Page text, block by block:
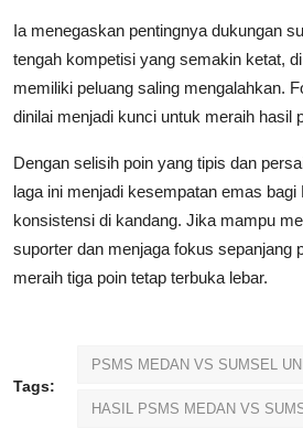
Ia menegaskan pentingnya dukungan
tengah kompetisi yang semakin ketat,
memiliki peluang saling mengalahkan.
dinilai menjadi kunci untuk meraih hasil
Dengan selisih poin yang tipis dan
laga ini menjadi kesempatan emas
konsistensi di kandang. Jika mampu
suporter dan menjaga fokus sepanjang
meraih tiga poin tetap terbuka lebar.
Tags:
PSMS MEDAN VS SUMSEL
HASIL PSMS MEDAN VS